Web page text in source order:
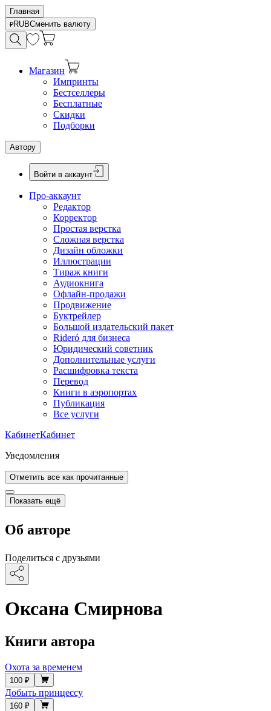
Главная
RUBСменить валюту
Магазин
Импринты
Бестселлеры
Бесплатные
Скидки
Подборки
Автору
Войти в аккаунт
Про-аккаунт
Редактор
Корректор
Простая верстка
Сложная верстка
Дизайн обложки
Иллюстрации
Тираж книги
Аудиокнига
Офлайн-продажи
Продвижение
Буктрейлер
Большой издательский пакет
Rideró для бизнеса
Юридический советник
Дополнительные услуги
Расшифровка текста
Перевод
Книги в аэропортах
Публикация
Все услуги
КабинетКабинет
Уведомления
Отметить все как прочитанные
Показать ещё
Об авторе
Поделиться с друзьями
Оксана Смирнова
Книги автора
Охота за временем
100 ₽
Добыть принцессу
160 ₽